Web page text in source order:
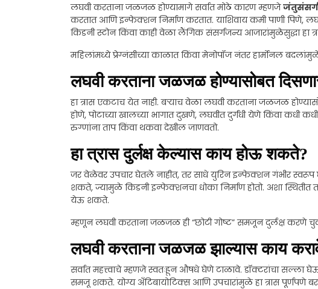
लघवी करताना जळजळ होण्यामागे सर्वात मोठे कारण म्हणजेजंतुसंसर्ग
करतात आणि इन्फेक्शन निर्माण करतात. याशिवाय कमी पाणी पिणे,
किडनी स्टोन किंवा काही वेळा लैंगिक संसर्गजन्य आजारांमुळेसुद्धा हा
महिलांमध्ये प्रेग्नंसीच्या काळात किंवा मेनोपॉज नंतर हार्मोनल
लघवी करताना जळजळ होण्यासोबत
हा त्रास एकटाच येत नाही. बर्‍याच वेळा लघवी करताना जळजळ
होणे, पोटाच्या खालच्या भागात दुखणे, लघवीत दुर्गंधी येणे किंवा कधी
रुग्णांना ताप किंवा थकवा देखील जाणवतो.
हा त्रास दुर्लक्ष केल्यास काय होऊ शकते?
जर वेळेवर उपचार घेतले नाहीत, तर साधे युरिन इन्फेक्शन गंभीर
शकते, ज्यामुळे किडनी इन्फेक्शनचा धोका निर्माण होतो. अशा स्थितीत
येऊ शकते.
म्हणून लघवी करताना जळजळ ही “छोटी गोष्ट” समजून दुर्लक्ष करणे
लघवी करताना जळजळ झाल्यास काय
सर्वात महत्त्वाचे म्हणजे स्वतःहून औषधे घेणे टाळावे. डॉक्टरांचा
समजू शकते. योग्य अँटिबायोटिक्स आणि उपचारांमुळे हा त्रास पूर्णपणे